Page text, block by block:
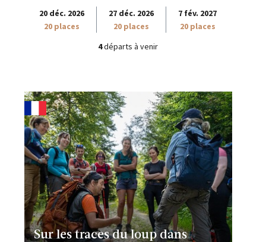
20 déc. 2026
20 places
27 déc. 2026
20 places
7 fév. 2027
20 places
4départs à venir
Sur les traces du loup dans